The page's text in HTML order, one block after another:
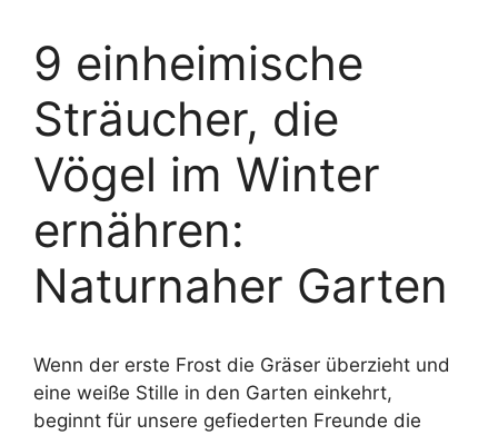
9 einheimische
Sträucher, die
Vögel im Winter
ernähren:
Naturnaher Garten
Wenn der erste Frost die Gräser überzieht und
eine weiße Stille in den Garten einkehrt,
beginnt für unsere gefiederten Freunde die